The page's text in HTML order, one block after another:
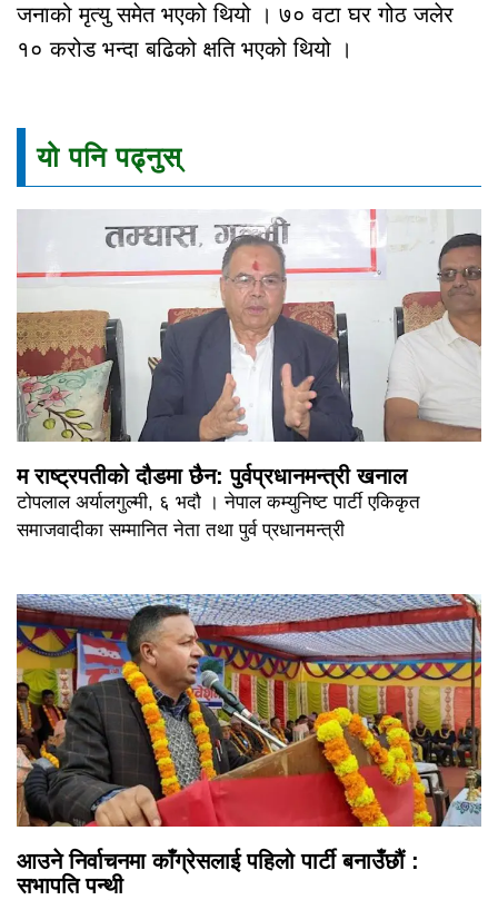
जनाको मृत्यु समेत भएको थियो । ७० वटा घर गोठ जलेर
१० करोड भन्दा बढिको क्षति भएको थियो ।
यो पनि पढ्नुस्
म राष्ट्रपतीको दौडमा छैन: पुर्वप्रधानमन्त्री खनाल
टोपलाल अर्यालगुल्मी, ६ भदौ । नेपाल कम्युनिष्ट पार्टी एकिकृत
समाजवादीका सम्मानित नेता तथा पुर्व प्रधानमन्त्री
आउने निर्वाचनमा काँग्रेसलाई पहिलो पार्टी बनाउँछौं :
सभापति पन्थी